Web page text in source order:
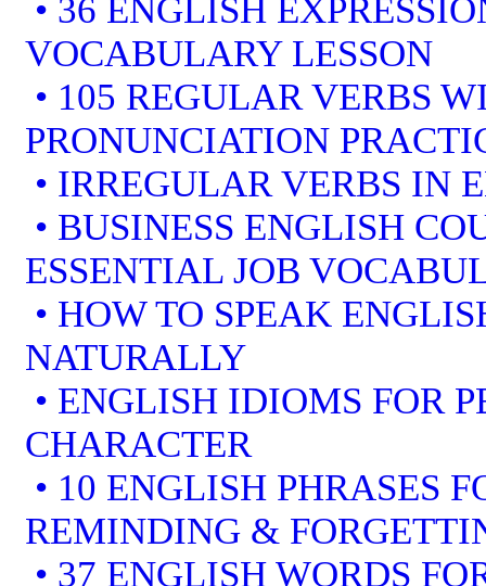
• 36 ENGLISH
VOCABULARY LESSON
• 105 REGULAR VERBS
PRONUNCIATION
• IRREGULAR VERBS IN
• BUSINESS ENGLISH
ESSENTIAL JOB
• HOW TO SPEAK
NATURALLY
• ENGLISH IDIOMS FOR
CHARACTER
• 10 ENGLISH PHRASES
REMINDING &
• 37 ENGLISH WORDS